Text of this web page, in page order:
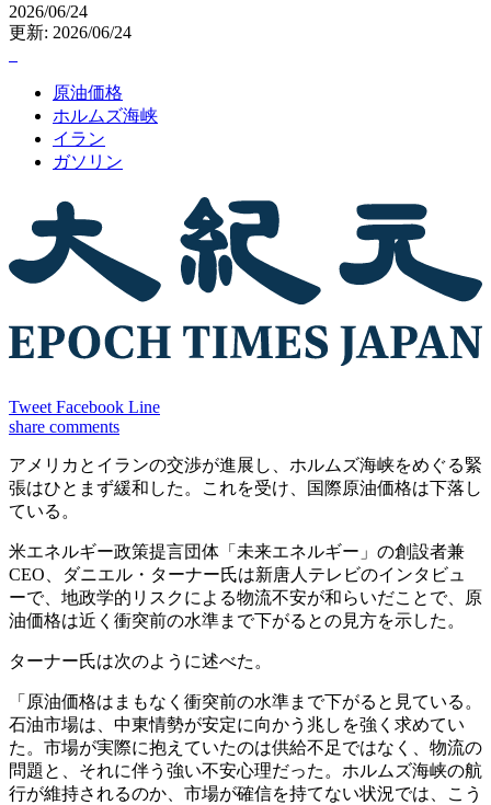
2026/06/24
更新: 2026/06/24
原油価格
ホルムズ海峡
イラン
ガソリン
Tweet Facebook Line
share comments
アメリカとイランの交渉が進展し、ホルムズ海峡をめぐる緊
張はひとまず緩和した。これを受け、国際原油価格は下落し
ている。
米エネルギー政策提言団体「未来エネルギー」の創設者兼
CEO、ダニエル・ターナー氏は新唐人テレビのインタビュ
ーで、地政学的リスクによる物流不安が和らいだことで、原
油価格は近く衝突前の水準まで下がるとの見方を示した。
ターナー氏は次のように述べた。
「原油価格はまもなく衝突前の水準まで下がると見ている。
石油市場は、中東情勢が安定に向かう兆しを強く求めてい
た。市場が実際に抱えていたのは供給不足ではなく、物流の
問題と、それに伴う強い不安心理だった。ホルムズ海峡の航
行が維持されるのか、市場が確信を持てない状況では、こう